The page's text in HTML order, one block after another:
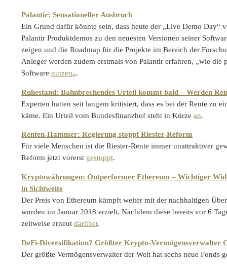
Palantir: Sensationeller Ausbruch
Ein Grund dafür könnte sein, dass heute der „Live Demo Day“
Palantir Produktdemos zu den neuesten Versionen seiner
zeigen und die Roadmap für die Projekte im Bereich der
Anleger werden zudem erstmals von Palantir erfahren, „wie
Softwarenutzen„.
Ruhestand: Bahnbrechendes Urteil kommt bald – Werden
Experten hatten seit langem kritisiert, dass es bei der Rente zu
käme. Ein Urteil vom Bundesfinanzhof steht in Kürzean.
Renten-Hammer: Regierung stoppt Riester-Reform
Für viele Menschen ist die Riester-Rente immer unattraktiver
Reform jetzt vorerst gestoppt.
Kryptowährungen: Outperformer Ethereum – Wichtiger
in Sichtweite
Der Preis von Ethereum kämpft weiter mit der nachhaltigen
wurden im Januar 2018 erzielt. Nachdem diese bereits vor 6
zeitweise erneutdarüber.
DeFi-Diversifikation? Größter Krypto-Vermögensverwalter
Der größte Vermögensverwalter der Welt hat sechs neue